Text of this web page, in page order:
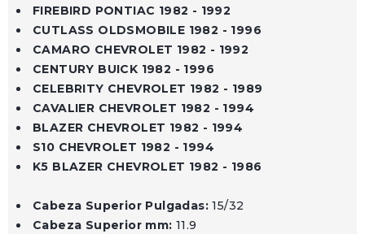
FIREBIRD PONTIAC 1982 - 1992
CUTLASS OLDSMOBILE 1982 - 1996
CAMARO CHEVROLET 1982 - 1992
CENTURY BUICK 1982 - 1996
CELEBRITY CHEVROLET 1982 - 1989
CAVALIER CHEVROLET 1982 - 1994
BLAZER CHEVROLET 1982 - 1994
S10 CHEVROLET 1982 - 1994
K5 BLAZER CHEVROLET 1982 - 1986
Cabeza Superior Pulgadas: 15/32
Cabeza Superior mm: 11.9